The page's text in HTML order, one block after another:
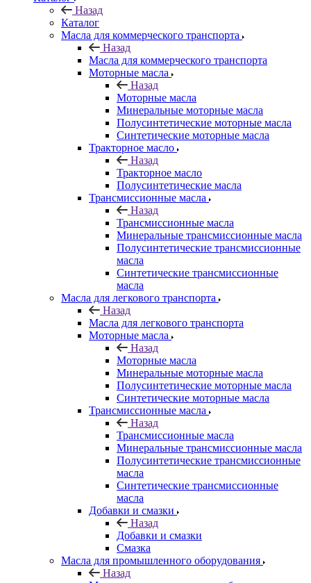
Назад
Каталог
Масла для коммерческого транспорта
Назад
Масла для коммерческого транспорта
Моторные масла
Назад
Моторные масла
Минеральные моторные масла
Полусинтетические моторные масла
Синтетические моторные масла
Тракторное масло
Назад
Тракторное масло
Полусинтетические масла
Трансмиссионные масла
Назад
Трансмиссионные масла
Минеральные трансмиссионные масла
Полусинтетические трансмиссионные
масла
Синтетические трансмиссионные
масла
Масла для легкового транспорта
Назад
Масла для легкового транспорта
Моторные масла
Назад
Моторные масла
Минеральные моторные масла
Полусинтетические моторные масла
Синтетические моторные масла
Трансмиссионные масла
Назад
Трансмиссионные масла
Минеральные трансмиссионные масла
Полусинтетические трансмиссионные
масла
Синтетические трансмиссионные
масла
Добавки и смазки
Назад
Добавки и смазки
Смазка
Масла для промышленного оборудования
Назад